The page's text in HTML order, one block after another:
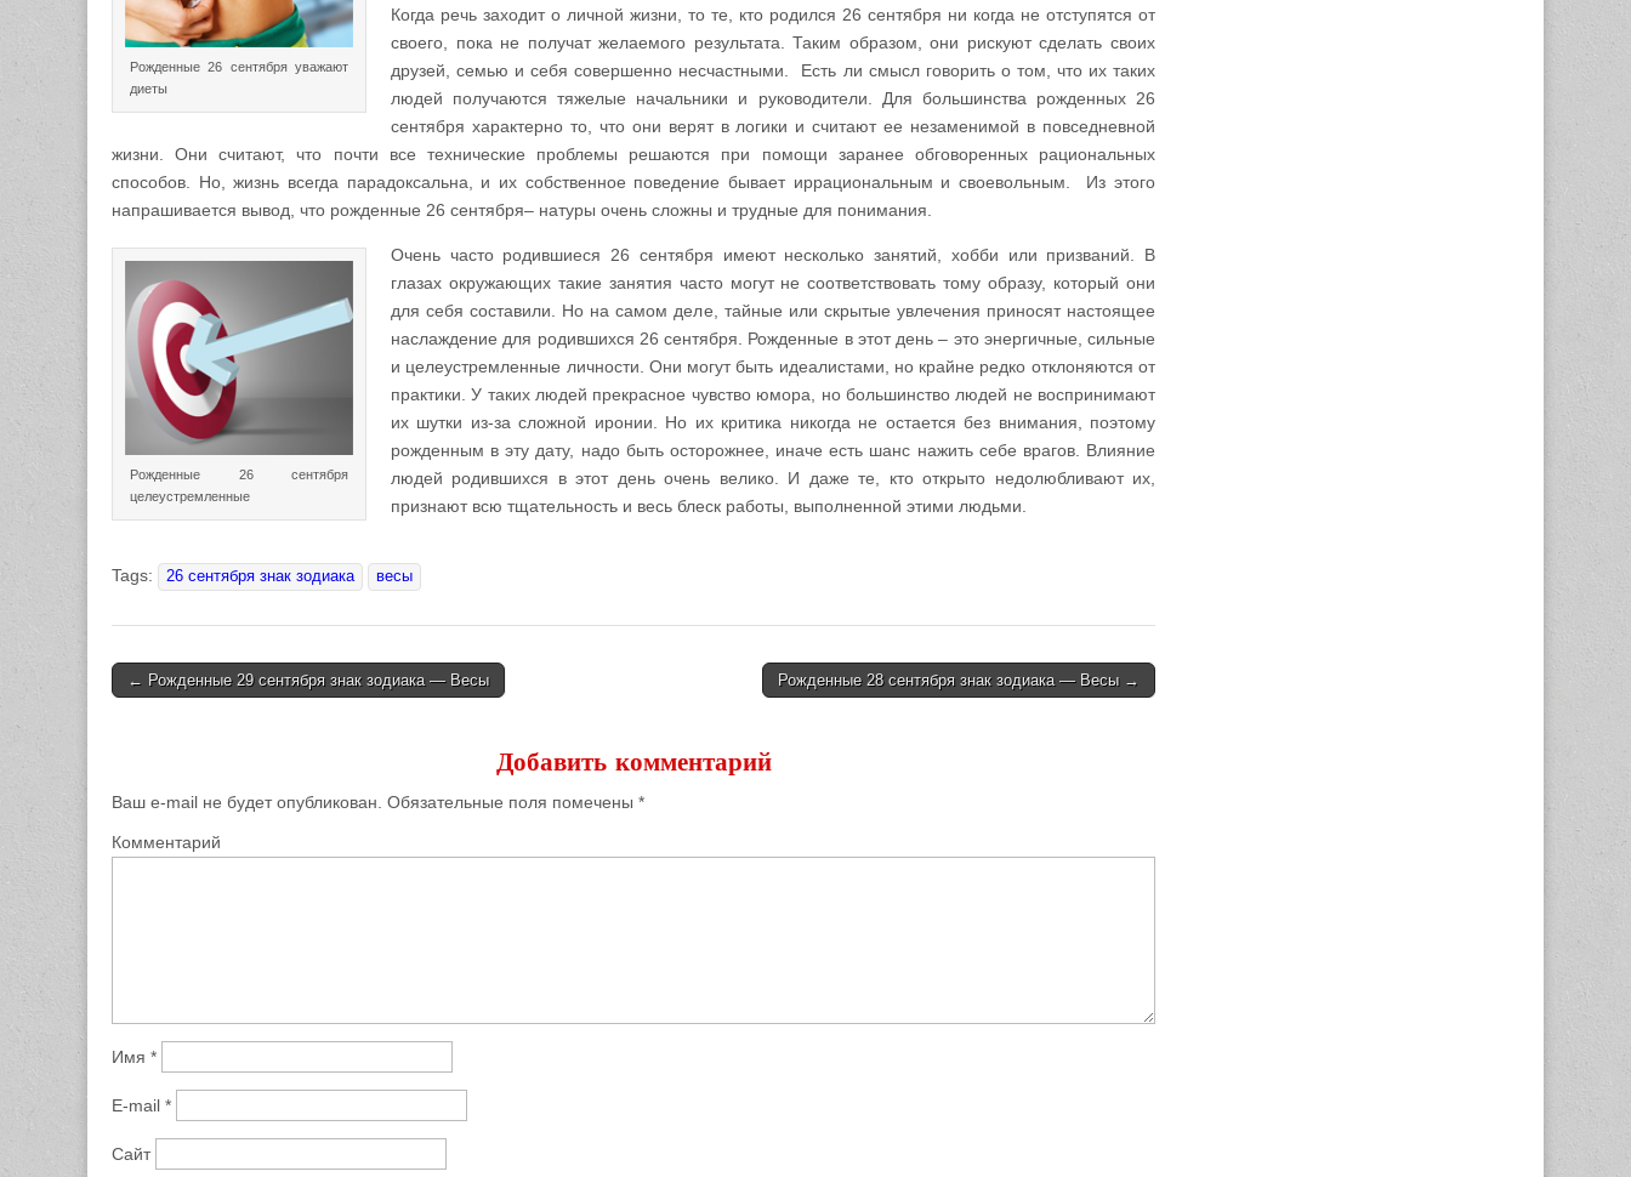
Рожденные 26 сентября уважают
диеты
Когда речь заходит о личной жизни, то те, кто родился 26 сентября ни когда не отступятся от
своего, пока не получат желаемого результата. Таким образом, они рискуют сделать своих
друзей, семью и себя совершенно несчастными. Есть ли смысл говорить о том, что их таких
людей получаются тяжелые начальники и руководители. Для большинства рожденных 26
сентября характерно то, что они верят в логики и считают ее незаменимой в повседневной
жизни. Они считают, что почти все технические проблемы решаются при помощи заранее обговоренных рациональных
способов. Но, жизнь всегда парадоксальна, и их собственное поведение бывает иррациональным и своевольным. Из этого
напрашивается вывод, что рожденные 26 сентября– натуры очень сложны и трудные для понимания.
Рожденные 26 сентября
целеустремленные
Очень часто родившиеся 26 сентября имеют несколько занятий, хобби или призваний. В
глазах окружающих такие занятия часто могут не соответствовать тому образу, который они
для себя составили. Но на самом деле, тайные или скрытые увлечения приносят настоящее
наслаждение для родившихся 26 сентября. Рожденные в этот день – это энергичные, сильные
и целеустремленные личности. Они могут быть идеалистами, но крайне редко отклоняются от
практики. У таких людей прекрасное чувство юмора, но большинство людей не воспринимают
их шутки из-за сложной иронии. Но их критика никогда не остается без внимания, поэтому
рожденным в эту дату, надо быть осторожнее, иначе есть шанс нажить себе врагов. Влияние
людей родившихся в этот день очень велико. И даже те, кто открыто недолюбливают их,
признают всю тщательность и весь блеск работы, выполненной этими людьми.
Tags: 26 сентября знак зодиака весы
Post navigation
← Рожденные 29 сентября знак зодиака — Весы Рожденные 28 сентября знак зодиака — Весы →
Добавить комментарий
Ваш e-mail не будет опубликован. Обязательные поля помечены *
Комментарий
Имя *
E-mail *
Сайт